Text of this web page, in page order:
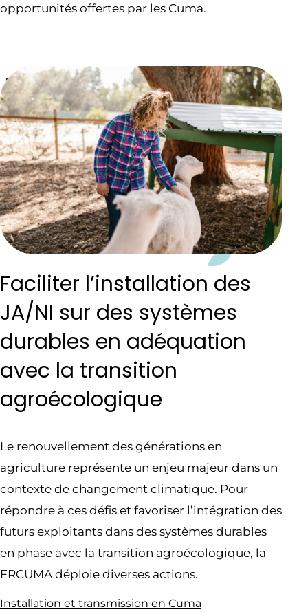
opportunités offertes par les Cuma.
Faciliter l’installation des
JA/NI sur des systèmes
durables en adéquation
avec la transition
agroécologique
Le renouvellement des générations en
agriculture représente un enjeu majeur dans un
contexte de changement climatique. Pour
répondre à ces défis et favoriser l’intégration des
futurs exploitants dans des systèmes durables
en phase avec la transition agroécologique, la
FRCUMA déploie diverses actions.
Installation et transmission en Cuma